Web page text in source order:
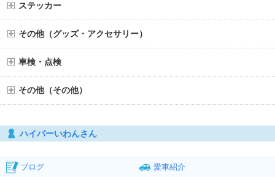
ステッカー
その他（グッズ・アクセサリー）
車検・点検
その他（その他）
ハイパーいわんさん
ブログ
愛車紹介